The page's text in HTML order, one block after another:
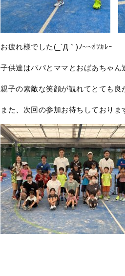
お疲れ様でした(_´Д｀)ﾉ~~ｵﾂｶﾚｰ
子供達はパパとママとおばあちゃ
親子の素敵な笑顔が観れてとても
また、次回の参加お待ちしておりま